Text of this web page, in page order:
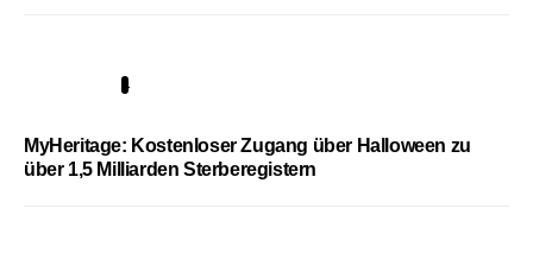
MyHeritage: Kostenloser Zugang über Halloween zu
über 1,5 Milliarden Sterberegistern